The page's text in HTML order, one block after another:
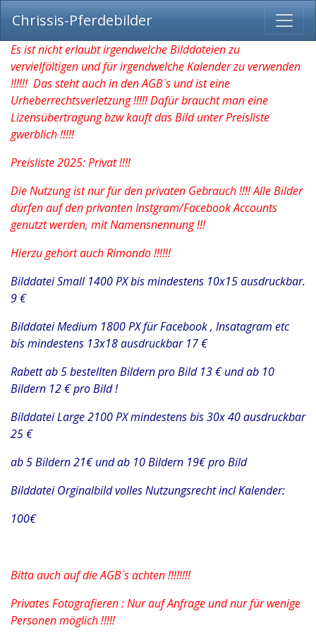
Chrissis-Pferdebilder
Es ist nicht erlaubt irgendwelche Bilddateien zu
vervielfältigen und für irgendwelche Kalender zu verwenden
!!!!!! Das steht auch in den AGB`s und ist eine
Urheberrechtsverletzung !!!!! Dafür braucht man eine
Lizensübertragung bzw kauft das Bild unter Preisliste
gwerblich !!!!!
Preisliste 2025: Privat !!!!
Die Nutzung ist nur für den privaten Gebrauch !!!! Alle Bilder
dürfen auf den privanten Instgram/Facebook Accounts
genutzt werden, mit Namensnennung !!!
Hierzu gehört auch Rimondo !!!!!!
Bilddatei Small 1400 PX bis mindestens 10x15 ausdruckbar.
9 €
Bilddatei Medium 1800 PX für Facebook , Insatagram etc
bis mindestens 13x18 ausdruckbar 17 €
Rabett ab 5 bestellten Bildern pro Bild 13 € und ab 10
Bildern 12 € pro Bild !
Bilddatei Large 2100 PX mindestens bis 30x 40 ausdruckbar
25 €
ab 5 Bildern 21€ und ab 10 Bildern 19€ pro Bild
Bilddatei Orginalbild volles Nutzungsrecht incl Kalender:
100€
Bitta auch auf die AGB`s achten !!!!!!!!
Privates Fotografieren : Nur auf Anfrage und nur für wenige
Personen möglich !!!!!